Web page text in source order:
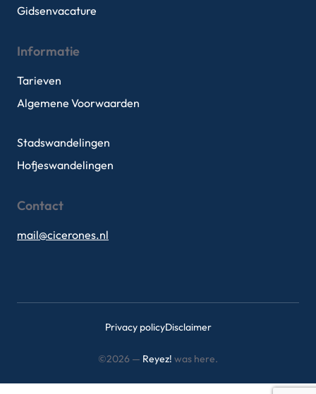
Gidsenvacature
Informatie
Tarieven
Algemene Voorwaarden
Stadswandelingen
Hofjeswandelingen
Contact
mail@cicerones.nl
Privacy policyDisclaimer
©2026 — Reyez! was here.